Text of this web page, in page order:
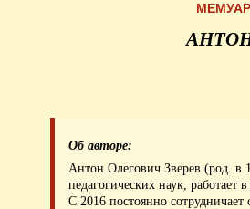
Об авторе:
Антон Олегович Зверев (род. в
педагогических наук,
С 2016 постоянно